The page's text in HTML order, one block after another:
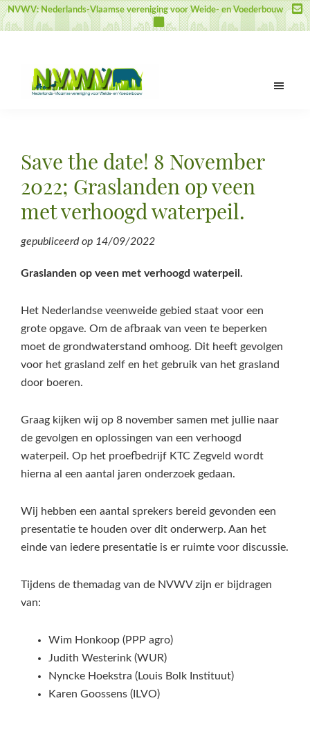
Door
naar
inhoud
Spring
naar
sidebar
Spring
naar
NVWV: Nederlands-Vlaamse vereniging voor Weide- en Voederbouw
voor
en
Voederbouw
Save the date! 8 November
2022; Graslanden op veen
met verhoogd waterpeil.
gepubliceerd op 14/09/2022
Graslanden op veen met verhoogd waterpeil.
Het Nederlandse veenweide gebied staat voor een
grote opgave. Om de afbraak van veen te beperken
moet de grondwaterstand omhoog. Dit heeft gevolgen
voor het grasland zelf en het gebruik van het grasland
door boeren.
Graag kijken wij op 8 november samen met jullie naar
de gevolgen en oplossingen van een verhoogd
waterpeil. Op het proefbedrijf KTC Zegveld wordt
hierna al een aantal jaren onderzoek gedaan.
Wij hebben een aantal sprekers bereid gevonden een
presentatie te houden over dit onderwerp. Aan het
einde van iedere presentatie is er ruimte voor discussie.
Tijdens de themadag van de NVWV zijn er bijdragen
van:
Wim Honkoop (PPP agro)
Judith Westerink (WUR)
Nyncke Hoekstra (Louis Bolk Instituut)
Karen Goossens (ILVO)